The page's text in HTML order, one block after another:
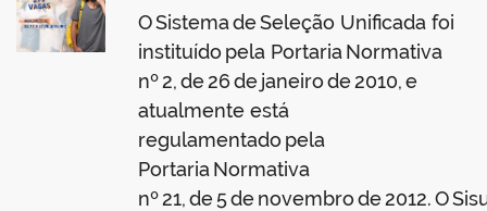
O Sistema de Seleção Unificada foi
instituído pela Portaria Normativa
nº 2, de 26 de janeiro de 2010, e
atualmente está
regulamentado pela
Portaria Normativa
nº 21, de 5 de novembro de 2012. O